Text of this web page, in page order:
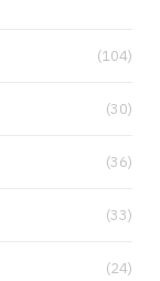
(104)
(30)
(36)
(33)
(24)